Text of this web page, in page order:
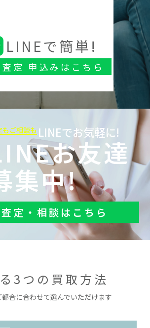
LINEで簡単!
定 申込みはこちら
もご相談も LINEでお気軽に!
お友達
集中!
定・相談はこちら
3つの買取方法
都合に合わせて選んでいただけます